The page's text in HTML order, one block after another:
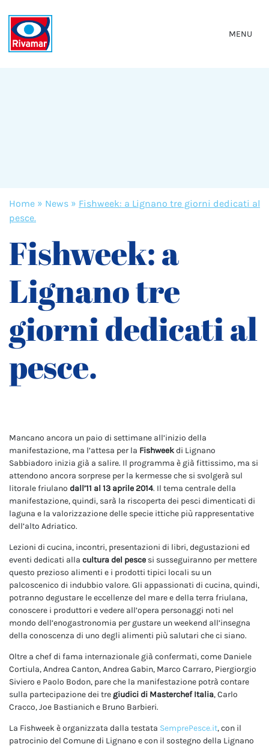
MENU
Home » News » Fishweek: a Lignano tre giorni dedicati al
pesce.
Fishweek: a
Lignano tre
giorni dedicati al
pesce.
Mancano ancora un paio di settimane all’inizio della
manifestazione, ma l’attesa per la Fishweekdi Lignano
Sabbiadoro inizia già a salire. Il programma è già fittissimo, ma si
attendono ancora sorprese per la kermesse che si svolgerà sul
litorale friulano dall’11 al 13 aprile 2014. Il tema centrale della
manifestazione, quindi, sarà la riscoperta dei pesci dimenticati di
laguna e la valorizzazione delle specie ittiche più rappresentative
dell’alto Adriatico.
Lezioni di cucina, incontri, presentazioni di libri, degustazioni ed
eventi dedicati alla cultura del pesce si susseguiranno per mettere
questo prezioso alimenti e i prodotti tipici locali su un
palcoscenico di indubbio valore. Gli appassionati di cucina, quindi,
potranno degustare le eccellenze del mare e della terra friulana,
conoscere i produttori e vedere all’opera personaggi noti nel
mondo dell’enogastronomia per gustare un weekend all’insegna
della conoscenza di uno degli alimenti più salutari che ci siano.
Oltre a chef di fama internazionale già confermati, come Daniele
Cortiula, Andrea Canton, Andrea Gabin, Marco Carraro, Piergiorgio
Siviero e Paolo Bodon, pare che la manifestazione potrà contare
sulla partecipazione dei tre giudici di Masterchef Italia, Carlo
Cracco, Joe Bastianich e Bruno Barbieri.
La Fishweek è organizzata dalla testata SemprePesce.it, con il
patrocinio del Comune di Lignano e con il sostegno della Lignano